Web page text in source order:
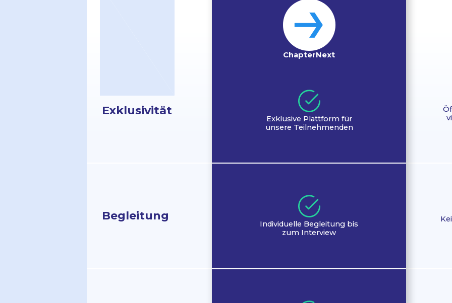
Exklu­sivität
Begleit­ung
Chapter­Next
Exklusive Plattform für
unsere Teilnehmenden
Individuelle Begleitung bis
zum Interview